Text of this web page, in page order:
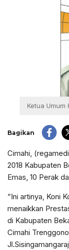
Ketua Umum
Bagikan
Cimahi,
2018 Kabupaten
Emas, 10 Perak
“Ini artinya, Koni
menaikkan
di Kabupaten
Cimahi